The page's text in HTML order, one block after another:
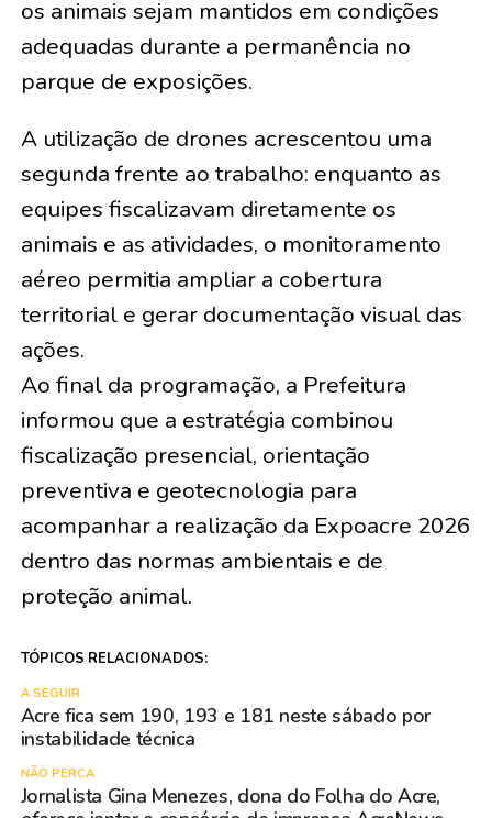
os animais sejam mantidos em condições
adequadas durante a permanência no
parque de exposições.
A utilização de drones acrescentou uma
segunda frente ao trabalho: enquanto as
equipes fiscalizavam diretamente os
animais e as atividades, o monitoramento
aéreo permitia ampliar a cobertura
territorial e gerar documentação visual das
ações.
Ao final da programação, a Prefeitura
informou que a estratégia combinou
fiscalização presencial, orientação
preventiva e geotecnologia para
acompanhar a realização da Expoacre 2026
dentro das normas ambientais e de
proteção animal.
TÓPICOS RELACIONADOS:
A SEGUIR
Acre fica sem 190, 193 e 181 neste sábado por
instabilidade técnica
NÃO PERCA
Jornalista Gina Menezes, dona do Folha do Acre,